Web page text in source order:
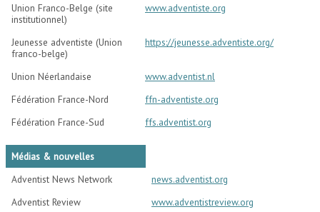
Union Franco-Belge (site
institutionnel)
www.adventiste.org
Jeunesse adventiste (Union
franco-belge)
https://jeunesse.adventiste.org/
Union Néerlandaise
www.adventist.nl
Fédération France-Nord
ffn-adventiste.org
Fédération France-Sud
ffs.adventist.org
Médias & nouvelles
Adventist News Network
news.adventist.org
Adventist Review
www.adventistreview.org